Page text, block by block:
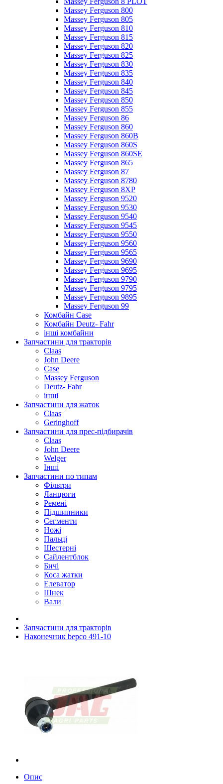
Massey Ferguson 800
Massey Ferguson 805
Massey Ferguson 810
Massey Ferguson 815
Massey Ferguson 820
Massey Ferguson 825
Massey Ferguson 830
Massey Ferguson 835
Massey Ferguson 840
Massey Ferguson 845
Massey Ferguson 850
Massey Ferguson 855
Massey Ferguson 86
Massey Ferguson 860
Massey Ferguson 860B
Massey Ferguson 860S
Massey Ferguson 860SE
Massey Ferguson 865
Massey Ferguson 87
Massey Ferguson 8780
Massey Ferguson 8XP
Massey Ferguson 9520
Massey Ferguson 9530
Massey Ferguson 9540
Massey Ferguson 9545
Massey Ferguson 9550
Massey Ferguson 9560
Massey Ferguson 9565
Massey Ferguson 9690
Massey Ferguson 9695
Massey Ferguson 9790
Massey Ferguson 9795
Massey Ferguson 9895
Massey Ferguson 99
Комбайн Case
Комбайн Deutz- Fahr
інші комбайни
Запчастини для тракторів
Claas
John Deere
Case
Massey Ferguson
Deutz- Fahr
інші
Запчастини для жаток
Claas
Geringhoff
Запчастини для прес-підбирачів
Claas
John Deere
Welger
Інші
Запчастини по типам
Фільтри
Ланцюги
Ремені
Підшипники
Сегменти
Ножі
Пальці
Шестерні
Сайлентблок
Бичі
Коса жатки
Елеватор
Шнек
Вали
Запчастини для тракторів
Наконечник bepco 491-10
Опис